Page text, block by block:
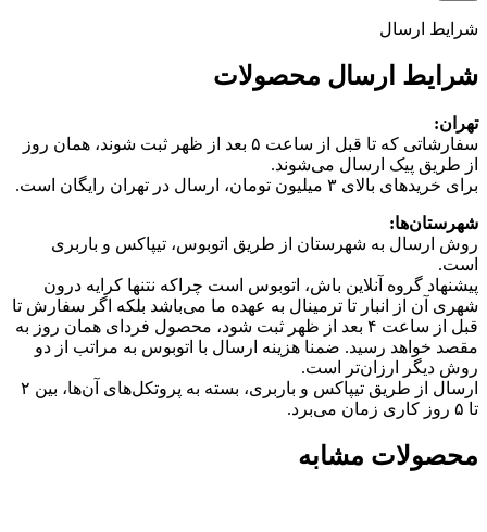
شرایط ارسال
شرایط ارسال محصولات
تهران:
سفارشاتی که تا قبل از ساعت ۵ بعد از ظهر ثبت شوند، همان روز
از طریق پیک ارسال می‌شوند.
برای خریدهای بالای ۳ میلیون تومان، ارسال در تهران رایگان است.
شهرستان‌ها:
روش ارسال به شهرستان از طریق اتوبوس، تیپاکس و باربری
است.
پیشنهاد گروه آنلاین باش، اتوبوس است چرا‌که نتنها کرایه درون
شهری آن از انبار تا ترمینال به عهده ما می‌باشد بلکه اگر سفارش تا
قبل از ساعت ۴ بعد از ظهر ثبت شود، محصول فردای همان روز به
مقصد خواهد رسید. ضمنا هزینه ارسال با اتوبوس به مراتب از دو
روش دیگر ارزان‌تر است.
ارسال از طریق تیپاکس و باربری، بسته به پروتکل‌های آن‌ها، بین ۲
تا ۵ روز کاری زمان می‌برد.
محصولات مشابه